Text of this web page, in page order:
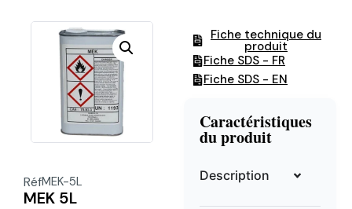
RéfMEK-5L
MEK 5L
Fiche technique du
produit
Fiche SDS - FR
Fiche SDS - EN
Caractéristiques
du produit
Description